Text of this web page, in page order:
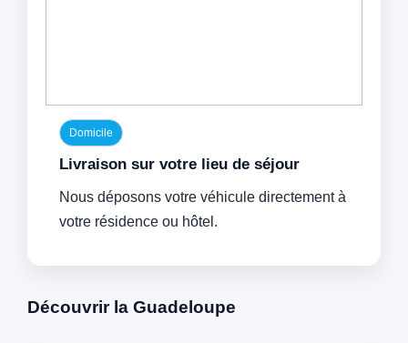
Domicile
Livraison sur votre lieu de séjour
Nous déposons votre véhicule directement à
votre résidence ou hôtel.
Découvrir la Guadeloupe